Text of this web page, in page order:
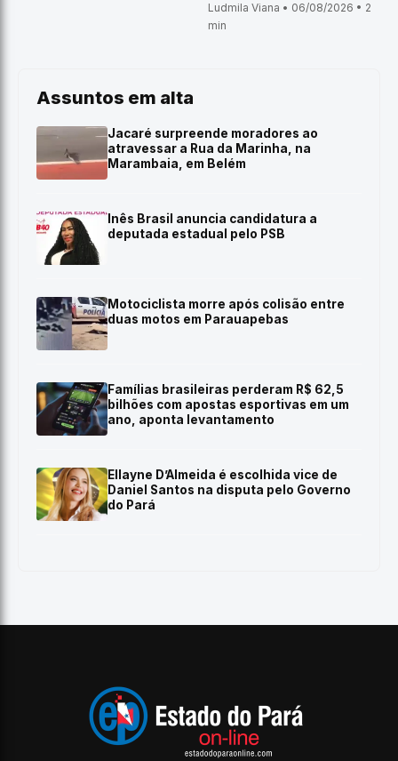
Ludmila Viana • 06/08/2026 • 2
min
Assuntos em alta
Jacaré surpreende moradores ao
atravessar a Rua da Marinha, na
Marambaia, em Belém
Inês Brasil anuncia candidatura a
deputada estadual pelo PSB
Motociclista morre após colisão entre
duas motos em Parauapebas
Famílias brasileiras perderam R$ 62,5
bilhões com apostas esportivas em um
ano, aponta levantamento
Ellayne D’Almeida é escolhida vice de
Daniel Santos na disputa pelo Governo
do Pará